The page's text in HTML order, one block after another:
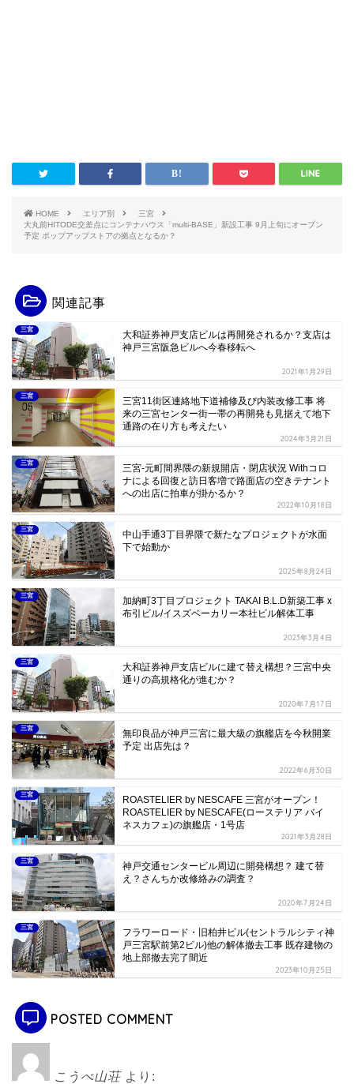
HOME エリア別
三宮
大丸前HITODE交差点にコンテナハウス「multi-BASE」新設工事 9月上旬にオープン
予定 ポップアップストアの拠点となるか？
関連記事
三宮
大和証券神戸支店ビルは再開発されるか？支店は
神戸三宮阪急ビルへ今春移転へ
2021年1月29日
三宮
三宮11街区連絡地下道補修及び内装改修工事 将
来の三宮センター街一帯の再開発も見据えて地下
通路の在り方も考えたい
2024年3月21日
三宮
三宮-元町間界隈の新規開店・閉店状況 Withコロ
ナによる回復と訪日客増で路面店の空きテナント
への出店に拍車が掛かるか？
2022年10月18日
三宮
中山手通3丁目界隈で新たなプロジェクトが水面
下で始動か
2025年8月24日
三宮
加納町3丁目プロジェクト TAKAI B.L.D新築工事 x
布引ビル/イスズベーカリー本社ビル解体工事
2023年3月4日
三宮
大和証券神戸支店ビルに建て替え構想？三宮中央
通りの高規格化が進むか？
2020年7月17日
三宮
無印良品が神戸三宮に最大級の旗艦店を今秋開業
予定 出店先は？
2022年6月30日
三宮
ROASTELIER by NESCAFE 三宮がオープン！
ROASTELIER by NESCAFE(ローステリア バイ
ネスカフェ)の旗艦店・1号店
2021年3月28日
三宮
神戸交通センタービル周辺に開発構想？ 建て替
え？さんちか改修絡みの調査？
2020年7月24日
三宮
フラワーロード・旧柏井ビル(セントラルシティ神
戸三宮駅前第2ビル)他の解体撤去工事 既存建物の
地上部撤去完了間近
2023年10月25日
POSTED COMMENT
こうべ山荘 より: